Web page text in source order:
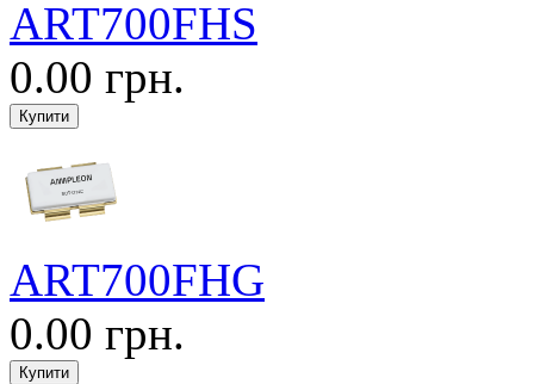
ART700FHS
0.00 грн.
ART700FHG
0.00 грн.